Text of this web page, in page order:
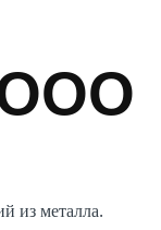
ООО
из металла.